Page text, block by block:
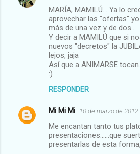
MARÍA, MAMILÚ... Ya lo
aprovechar las "ofertas"
más de una vez y de dos...
Y decir a MAMILÚ que si
nuevos "decretos" la
lejos, jaja
Así que a ANIMARSE
:)
RESPONDER
Mi Mi Mi 10 de marzo de
Me encantan tanto tus
presentaciones......que
presentarlas de esta